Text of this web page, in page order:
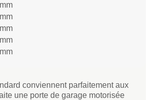
conviennent parfaitement aux
une porte de garage motorisée